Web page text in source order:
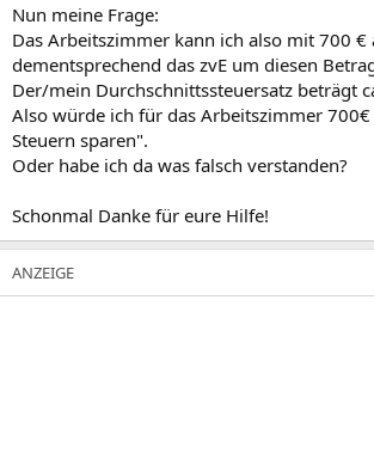
Nun meine Frage:
Das Arbeitszimmer kann ich also mit 700 €
dementsprechend das zvE um diesen
Der/mein Durchschnittssteuersatz beträgt
Also würde ich für das Arbeitszimmer
Steuern sparen".
Oder habe ich da was falsch verstanden?
Schonmal Danke für eure Hilfe!